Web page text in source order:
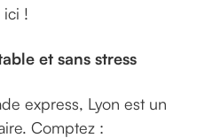
ici !
et sans stress
express, Lyon est un
Comptez :